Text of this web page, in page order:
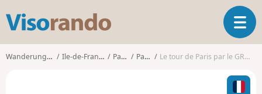
s
o
T
o
g
l
Wanderungen Ile-de-France Paris Paris Le tour de Paris par le GR®75